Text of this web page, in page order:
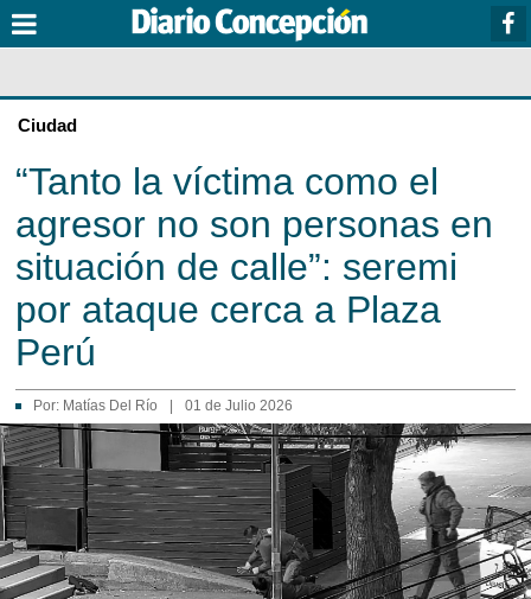
Ciudad
“Tanto la víctima como el
agresor no son personas en
situación de calle”: seremi
por ataque cerca a Plaza
Perú
Por: Matías Del Río 01 de Julio 2026